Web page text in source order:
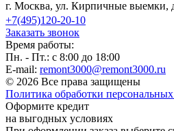
г. Москва, ул. Кирпичные выемки,
+7(495)120-20-10
Заказать звонок
Время работы:
Пн. - Пт.: с 8:00 до 18:00
E-mail: remont3000@remont3000.ru
© 2026 Все права защищены
Политика обработки
Оформите кредит
на выгодных условиях